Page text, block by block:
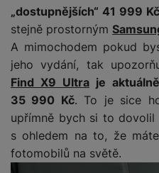
p
r
y
a
s
u
š
i
í
H
r
ní
m
o
t
P
ř
í
s
l
u
š
e
„dostupnějších“ 41 999 Kč
stejně prostorným
A mimochodem pokud
jeho vydání, tak
Find X9 Ultra je
35 990 Kč. To je sice
upřímně bych si to
s ohledem na to, že
fotomobilů na světě.